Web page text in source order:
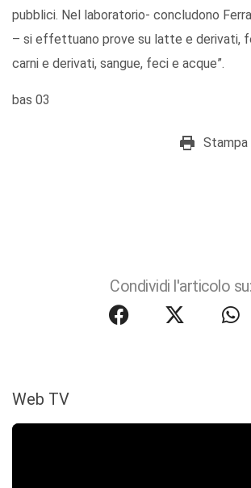
pubblici. Nel laboratorio- concludono
– si effettuano prove su latte e derivati,
carni e derivati, sangue, feci e acque”.
bas 03
Condividi l'articolo su:
Web TV